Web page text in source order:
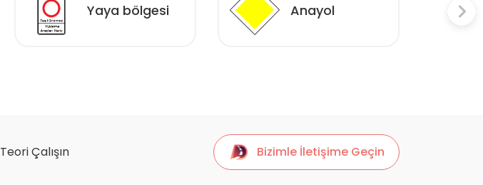
Yaya bölgesi Anayol
Teori Çalışın
Bizimle İletişime Geçin